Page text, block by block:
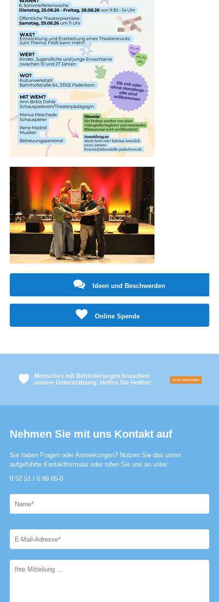
Ideen und Beschwerden
Online Spende
Nehmen Sie mit uns Kontakt auf
Sie haben Fragen oder Anmerkungen? Nutzen Sie das unten
aufgeführte Kontaktformular oder rufen Sie uns an unter:
0 52 51 / 6 89 85-0